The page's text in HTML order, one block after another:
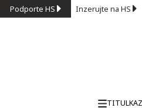
Podporte HS Inzerujte na HS
TITULKA